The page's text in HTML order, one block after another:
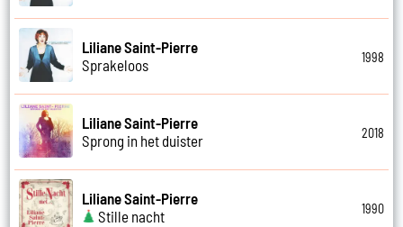
Liliane Saint-Pierre
Sprakeloos
1998
Liliane Saint-Pierre
Sprong in het duister
2018
Liliane Saint-Pierre
Stille nacht
1990